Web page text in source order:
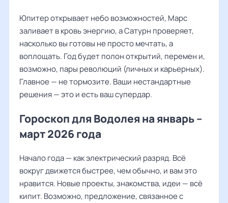
Юпитер открывает небо возможностей, Марс
заливает в кровь энергию, а Сатурн проверяет,
насколько вы готовы не просто мечтать, а
воплощать. Год будет полон открытий, перемен и,
возможно, пары революций (личных и карьерных).
Главное — не тормозите. Ваши нестандартные
решения — это и есть ваш супердар.
Гороскоп для Водолея на январь –
март 2026 года
Начало года — как электрический разряд. Всё
вокруг движется быстрее, чем обычно, и вам это
нравится. Новые проекты, знакомства, идеи — всё
кипит. Возможно, предложение, связанное с